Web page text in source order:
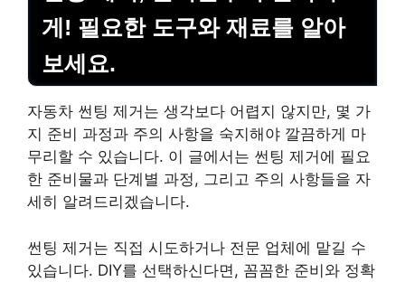
게! 필요한 도구와 재료를 알아
보세요.
자동차 썬팅 제거는 생각보다 어렵지 않지만, 몇 가
지 준비 과정과 주의 사항을 숙지해야 깔끔하게 마
무리할 수 있습니다. 이 글에서는 썬팅 제거에 필요
한 준비물과 단계별 과정, 그리고 주의 사항들을 자
세히 알려드리겠습니다.
썬팅 제거는 직접 시도하거나 전문 업체에 맡길 수
있습니다. DIY를 선택하신다면, 꼼꼼한 준비와 정확